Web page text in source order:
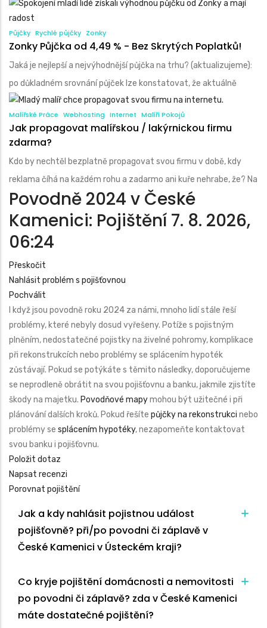
Půjčky Rychlé půjčky Zonky
Zonky Půjčka od 4,49 % - Bez Skrytých Poplatků!
Jaká je nejlepší a nejvýhodnější půjčka na trhu? (aktualizujeme):
po důkladném srovnání půjček lze konstatovat, že aktuálně
Malířské Práce Webhosting Internet Malíři Pokojů
Jak propagovat malířskou / lakýrnickou firmu
zdarma?
Kdo by nechtěl bezplatně propagovat svou firmu v době, kdy
reklama číhá na každém rohu a zadarmo ani kuře nehrabe, že? Na
Povodně 2024 v České
Kamenici: Pojištění 7. 8. 2026,
06:24
Přeskočit
Nahlásit problém s pojišťovnou
Pochválit
I když jsou povodně roku 2024 za námi, mnoho lidí stále řeší
problémy, které nebyly dosud vyřešeny. Potíže s pojistným
plněním, nedostatečné pojistky na živelné pohromy, komplikace
při rekonstrukcích nebo problémy se splácením hypoték
zůstávají. Pokud se potýkáte s těmito následky, doporučujeme
se neprodleně obrátit na svou pojišťovnu a banku, jakmile zjistíte
škody na majetku. Povodňové mapymohou být užitečné i při
plánování dalších kroků. Pokud řešíte půjčky na rekonstrukci nebo
problémy se splácením hypotéky, nezapomeňte kontaktovat
svou banku i pojišťovnu.
Položit dotaz
Napsat recenzi
Porovnat pojištění
Jak a kdy nahlásit pojistnou událost
pojišťovně? při/po povodni či záplavě v
České Kamenici v Ústeckém kraji?
Co kryje pojištění domácnosti a nemovitosti
po povodni či záplavě? zda v České Kamenici
máte dostatečné pojištění?